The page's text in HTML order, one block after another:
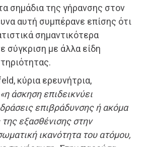
σημάδια της γήρανσης στον
αυτή συμπέρανε επίσης ότι
σημαντικότερα
σύγκριση με άλλα είδη
κύρια ερευνήτρια,
«η άσκηση επιδεικνύει
επιβράδυνσης ή ακόμα
εξασθένισης στην
ικανότητα του ατόμου,